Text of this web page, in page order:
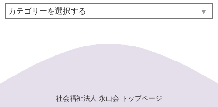
▼
社会福祉法人 永山会 トップページ